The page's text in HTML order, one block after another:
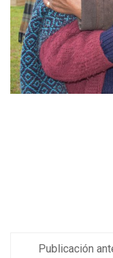
Publicación